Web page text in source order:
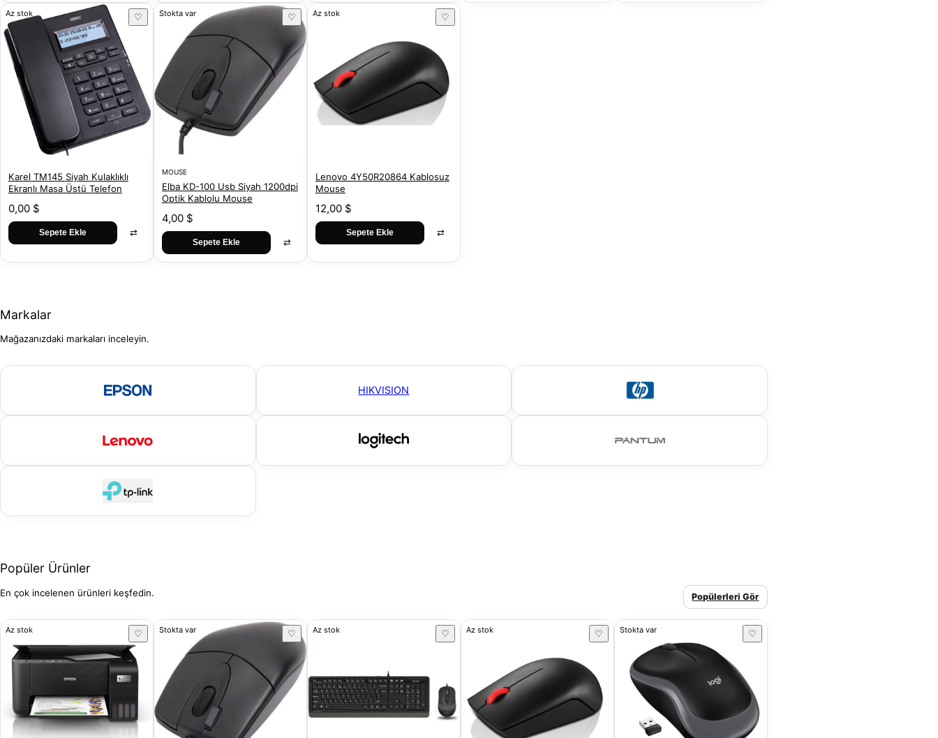
Az stok ♡
Karel TM145 Siyah Kulaklıklı
Ekranlı Masa Üstü Telefon
0,00 $
Sepete Ekle ⇄
Stokta var ♡
MOUSE
Elba KD-100 Usb Siyah 1200dpi
Optik Kablolu Mouse
4,00 $
Sepete Ekle ⇄
Az stok ♡
Lenovo 4Y50R20864 Kablosuz
Mouse
12,00 $
Sepete Ekle ⇄
Markalar
Mağazanızdaki markaları inceleyin.
HIKVISION
Popüler Ürünler
En çok incelenen ürünleri keşfedin. Popülerleri Gör
Az stok ♡ Stokta var ♡ Az stok ♡ Az stok ♡ Stokta var ♡